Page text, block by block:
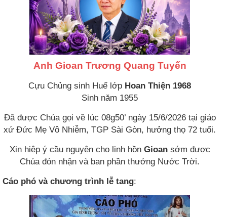
Anh Gioan Trương Quang Tuyến
Cựu Chủng sinh Huế lớp Hoan Thiện 1968
Sinh năm 1955
Đã được Chúa gọi về lúc 08g50’ ngày 15/6/2026 tại giáo
xứ Đức Mẹ Vô Nhiễm, TGP Sài Gòn, hưởng thọ 72 tuổi.
Xin hiệp ý cầu nguyện cho linh hồn Gioansớm được
Chúa đón nhận và ban phần thưởng Nước Trời.
Cáo phó và chương trình lễ tang: